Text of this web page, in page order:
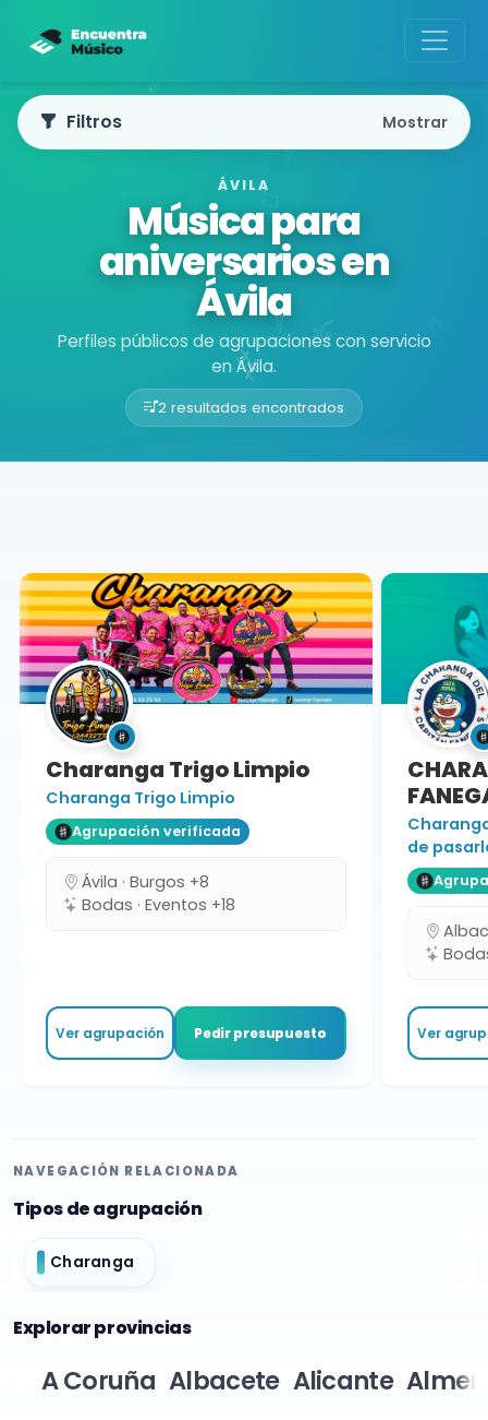
ÁVILA
Música para
aniversarios en
Ávila
Perfiles públicos de agrupaciones con servicio
en Ávila.
2 resultados encontrados
Buscador de músicos
Filtros Mostrar
Charanga Trigo Limpio
Charanga Trigo Limpio
Agrupación verificada
Ávila · Burgos +8
Bodas · Eventos +18
Ver agrupación Pedir presupuesto
de
Bodas
Ver
NAVEGACIÓN RELACIONADA
Tipos de agrupación
Charanga
Explorar provincias
A Coruña Albacete Alicante